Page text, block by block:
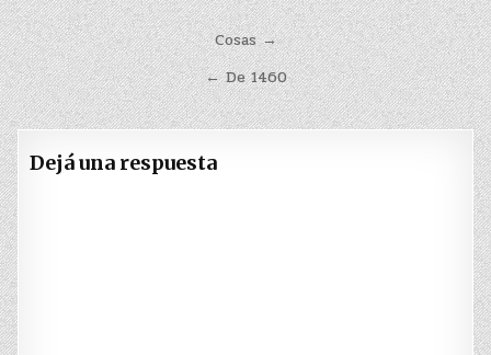
Navegación
de
entradas
Cosas →
← De 1460
Dejá una respuesta